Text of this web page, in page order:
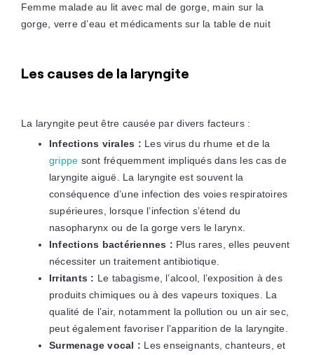
Femme malade au lit avec mal de gorge, main sur la
gorge, verre d’eau et médicaments sur la table de nuit
Les causes de la laryngite
La laryngite peut être causée par divers facteurs :
Infections virales : Les virus du rhume et de la
grippe sont fréquemment impliqués dans les cas de
laryngite aiguë. La laryngite est souvent la
conséquence d’une infection des voies respiratoires
supérieures, lorsque l’infection s’étend du
nasopharynx ou de la gorge vers le larynx.
Infections bactériennes : Plus rares, elles peuvent
nécessiter un traitement antibiotique.
Irritants : Le tabagisme, l’alcool, l’exposition à des
produits chimiques ou à des vapeurs toxiques. La
qualité de l’air, notamment la pollution ou un air sec,
peut également favoriser l’apparition de la laryngite.
Surmenage vocal : Les enseignants, chanteurs, et